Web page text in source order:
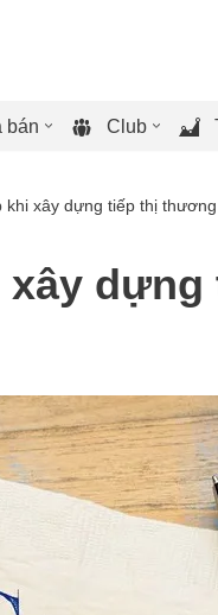
bán Club
khi xây dựng tiếp thị